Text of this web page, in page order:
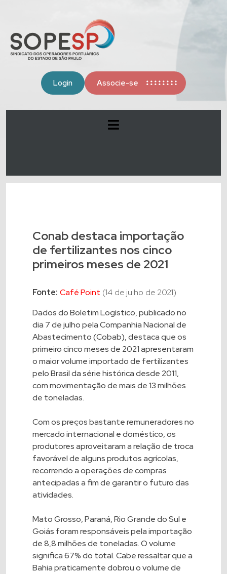
Login Associe-se
Conab destaca importação
de fertilizantes nos cinco
primeiros meses de 2021
Fonte: Café Point (14 de julho de 2021)
Dados do Boletim Logístico, publicado no
dia 7 de julho pela Companhia Nacional de
Abastecimento (Cobab), destaca que os
primeiro cinco meses de 2021 apresentaram
o maior volume importado de fertilizantes
pelo Brasil da série histórica desde 2011,
com movimentação de mais de 13 milhões
de toneladas.
Com os preços bastante remuneradores no
mercado internacional e doméstico, os
produtores aproveitaram a relação de troca
favorável de alguns produtos agrícolas,
recorrendo a operações de compras
antecipadas a fim de garantir o futuro das
atividades.
Mato Grosso, Paraná, Rio Grande do Sul e
Goiás foram responsáveis pela importação
de 8,8 milhões de toneladas. O volume
significa 67% do total. Cabe ressaltar que a
Bahia praticamente dobrou o volume de